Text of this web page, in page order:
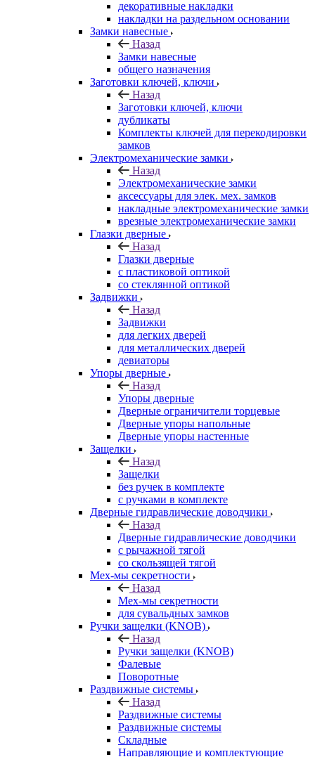
декоративные накладки
накладки на раздельном основании
Замки навесные
Назад
Замки навесные
общего назначения
Заготовки ключей, ключи
Назад
Заготовки ключей, ключи
дубликаты
Комплекты ключей для перекодировки
замков
Электромеханические замки
Назад
Электромеханические замки
аксессуары для элек. мех. замков
накладные электромеханические замки
врезные электромеханические замки
Глазки дверные
Назад
Глазки дверные
с пластиковой оптикой
со стеклянной оптикой
Задвижки
Назад
Задвижки
для легких дверей
для металлических дверей
девиаторы
Упоры дверные
Назад
Упоры дверные
Дверные ограничители торцевые
Дверные упоры напольные
Дверные упоры настенные
Защелки
Назад
Защелки
без ручек в комплекте
с ручками в комплекте
Дверные гидравлические доводчики
Назад
Дверные гидравлические доводчики
с рычажной тягой
со скользящей тягой
Мех-мы секретности
Назад
Мех-мы секретности
для сувальдных замков
Ручки защелки (KNOB)
Назад
Ручки защелки (KNOB)
Фалевые
Поворотные
Раздвижные системы
Назад
Раздвижные системы
Раздвижные системы
Складные
Направляющие и комплектующие